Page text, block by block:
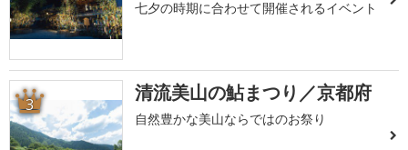
七夕の時期に合わせて開催されるイベント
3 清流美山の鮎まつり／京都府
自然豊かな美山ならではのお祭り